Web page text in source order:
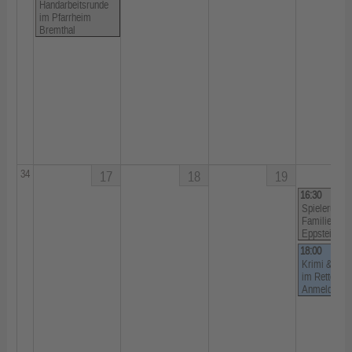
Handarbeitsrunde
im Pfarrheim
Bremthal
34 17 18 19
16:30
Spielerunde
Eppstein
18:00
Krimi &
im
Anmeldung)